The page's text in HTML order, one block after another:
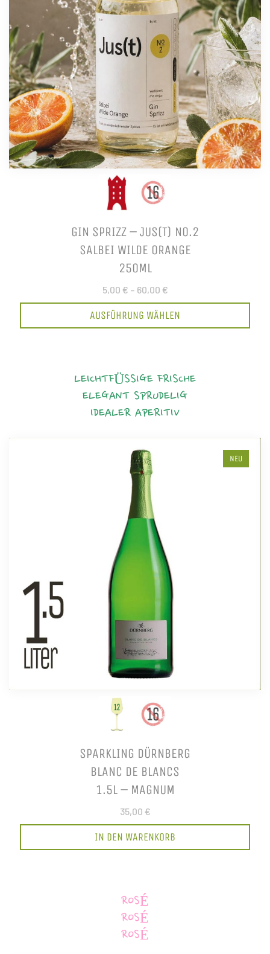
GIN SPRIZZ – JUS(T) NO.2
SALBEI WILDE ORANGE
250ML
5,00 € – 60,00 €
AUSFÜHRUNG WÄHLEN
LEICHTFÜSSIGE FRISCHE
ELEGANT SPRUDELIG
IDEALER APERITIV
NEU
SPARKLING DÜRNBERG
BLANC DE BLANCS
1.5L – MAGNUM
35,00 €
IN DEN WARENKORB
ROSÉ
ROSÉ
ROSÉ